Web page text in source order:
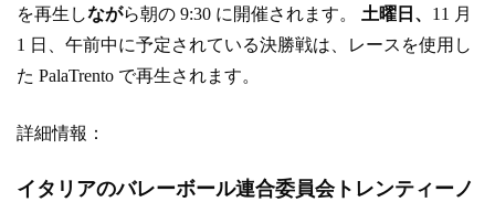
を再生しながら朝の 9:30 に開催されます。 土曜日、 11 月
1 日、午前中に予定されている決勝戦は、レースを使用し
た PalaTrento で再生されます。
詳細情報：
イタリアのバレーボール連合委員会トレンティーノ